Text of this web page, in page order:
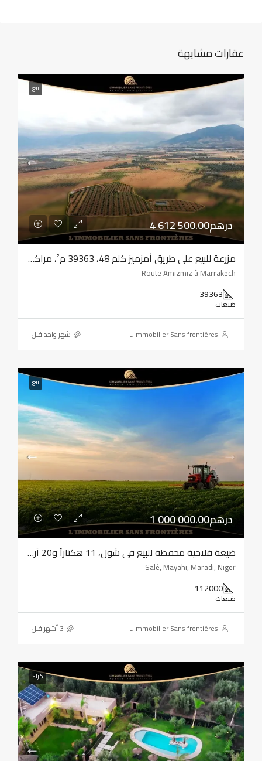
عقارات مشابهة
بيع
4 612 500.00درهم
مزرعة للبيع على طريق أمزميز كلم 48، 39363 م²، مراكش
Route Amizmiz à Marrakech
39363
ضيعات
L'immobilier Sans frontières ‏شهر واحد قبل
بيع
1 000 000.00درهم
ضيعة فلاحية محفظة للبيع في شول، 11 هكتاراً و20 آر، سلا الرباط
Salé, Mayahi, Maradi, Niger
112000
ضيعات
L'immobilier Sans frontières
كراء